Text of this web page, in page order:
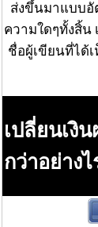
ส่งขึ้นมาแบบอั
ความใดๆทั้งสิ้น
ชื่อผู้เขียนที่ได้
เปลี่ยนเงิ
กว่าอย่างไ